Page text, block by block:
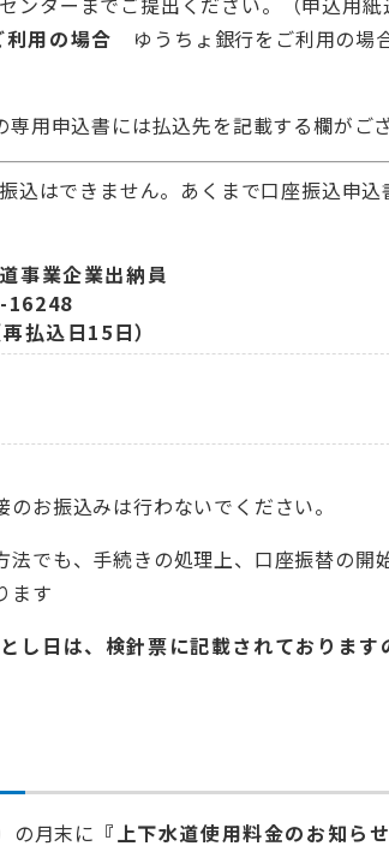
利用の場合 ゆうちょ銀行をご利用の場
用申込書には払込先を記載する欄がご
込はできません。あくまで口座振込申
事業企業出納員
16248
払込日15日）
お振込みは行わないでください。
法でも、手続きの処理上、口座振替の
ます
し日は、検針票に記載されております
の月末に 『上下水道使用料金のお知ら